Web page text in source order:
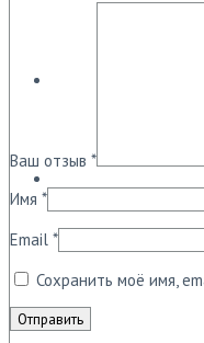
Контакты
0₽
Ваш отзыв *
Имя *
Email *
Сохранить моё имя,